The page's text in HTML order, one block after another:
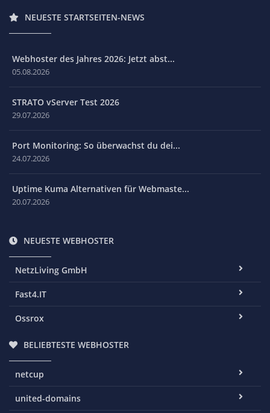
NEUESTE STARTSEITEN-NEWS
Webhoster des Jahres 2026: Jetzt abst...
05.08.2026
STRATO vServer Test 2026
29.07.2026
Port Monitoring: So überwachst du dei...
24.07.2026
Uptime Kuma Alternativen für Webmaste...
20.07.2026
NEUESTE WEBHOSTER
NetzLiving GmbH
Fast4.IT
Ossrox
BELIEBTESTE WEBHOSTER
netcup
united-domains